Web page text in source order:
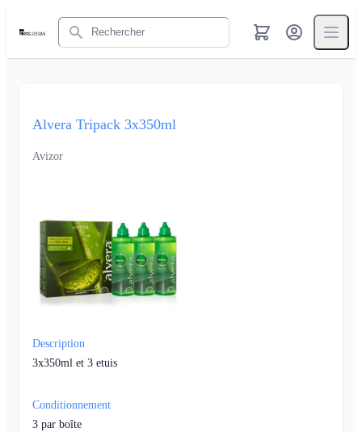
Rechercher
Alvera Tripack 3x350ml
Avizor
Description
3x350ml et 3 etuis
Conditionnement
3 par boîte